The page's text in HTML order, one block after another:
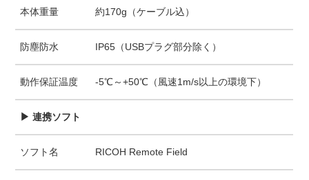
本体重量 約170g（ケーブル込）
防塵防水 IP65（USBプラグ部分除く）
動作保証温度 -5℃～+50℃（風速1m/s以上の環境下）
▶ 連携ソフト
ソフト名 RICOH Remote Field